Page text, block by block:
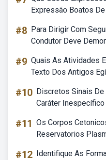
Expressão Boatos
#8 Para Dirigir Com
Condutor Deve
#9 Quais As Atividades
Texto Dos Antigos
#10 Discretos Sinais
Caráter Inespecífico
#11 Os Corpos
Reservatorios
#12 Identifique As